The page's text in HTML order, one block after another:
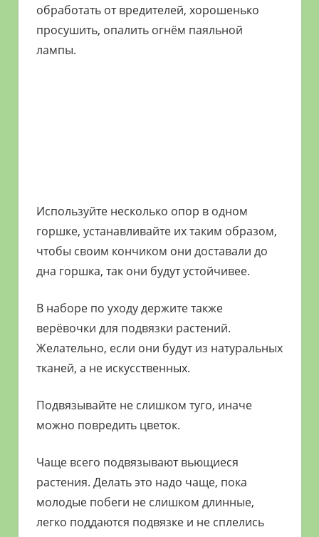
обработать от вредителей, хорошенько
просушить, опалить огнём паяльной
лампы.
Используйте несколько опор в одном
горшке, устанавливайте их таким образом,
чтобы своим кончиком они доставали до
дна горшка, так они будут устойчивее.
В наборе по уходу держите также
верёвочки для подвязки растений.
Желательно, если они будут из натуральных
тканей, а не искусственных.
Подвязывайте не слишком туго, иначе
можно повредить цветок.
Чаще всего подвязывают вьющиеся
растения. Делать это надо чаще, пока
молодые побеги не слишком длинные,
легко поддаются подвязке и не сплелись